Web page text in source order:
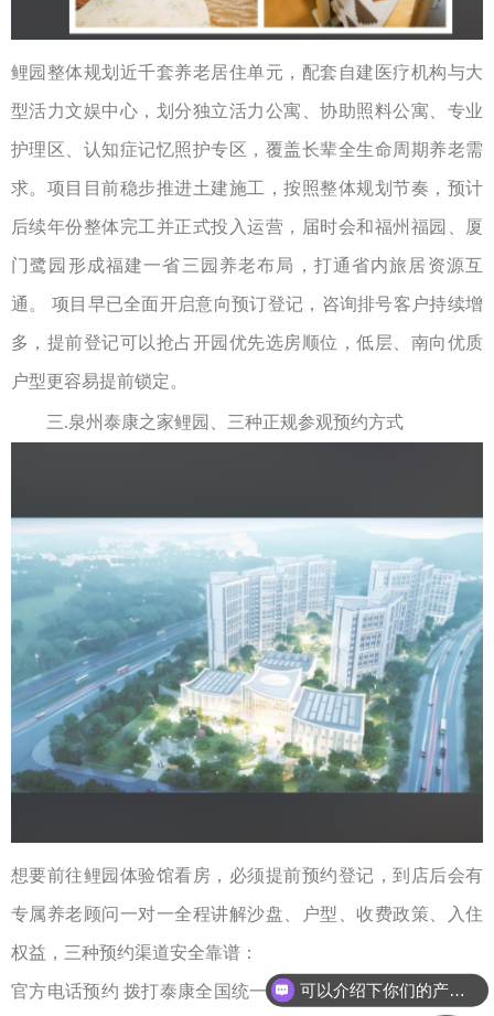
鲤园整体规划近千套养老居住单元，配套自建医疗机构与大
型活力文娱中心，划分独立活力公寓、协助照料公寓、专业
护理区、认知症记忆照护专区，覆盖长辈全生命周期养老需
求。项目目前稳步推进土建施工，按照整体规划节奏，预计
后续年份整体完工并正式投入运营，届时会和福州福园、厦
门鹭园形成福建一省三园养老布局，打通省内旅居资源互
通。 项目早已全面开启意向预订登记，咨询排号客户持续增
多，提前登记可以抢占开园优先选房顺位，低层、南向优质
户型更容易提前锁定。
三.泉州泰康之家鲤园 、三种正规参观预约方式
想要前往鲤园体验馆看房，必须提前预约登记，到店后会有
专属养老顾问一对一全程讲解沙盘、户型、收费政策、入住
权益，三种预约渠道安全靠谱：
官方电话预约 拨打泰康全国统一服务热线，明确告知预约泉
可以介绍下你们的产品么？